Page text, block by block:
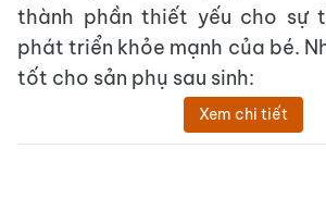
thành phần thiết yếu cho sự
phát triển khỏe mạnh của bé.
tốt cho sản phụ sau sinh:
Xem chi tiết